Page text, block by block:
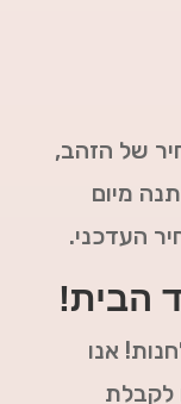
של הזהב,
מיום
העדכני.
הבית!
אנו
לקבלת